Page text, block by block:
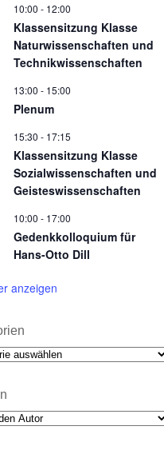
10:00 - 12:00
Klassensitzung Klasse
Naturwissenschaften und
Technikwissenschaften
13:00 - 15:00
Plenum
15:30 - 17:15
Klassensitzung Klasse
Sozialwissenschaften und
Geisteswissenschaften
10:00 - 17:00
Gedenkkolloquium für
Hans-Otto Dill
anzeigen